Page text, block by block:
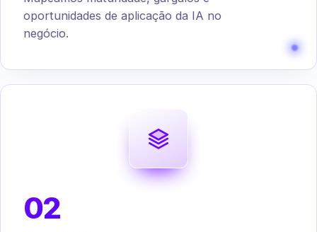
oportunidades de aplicação da IA no
negócio.
02